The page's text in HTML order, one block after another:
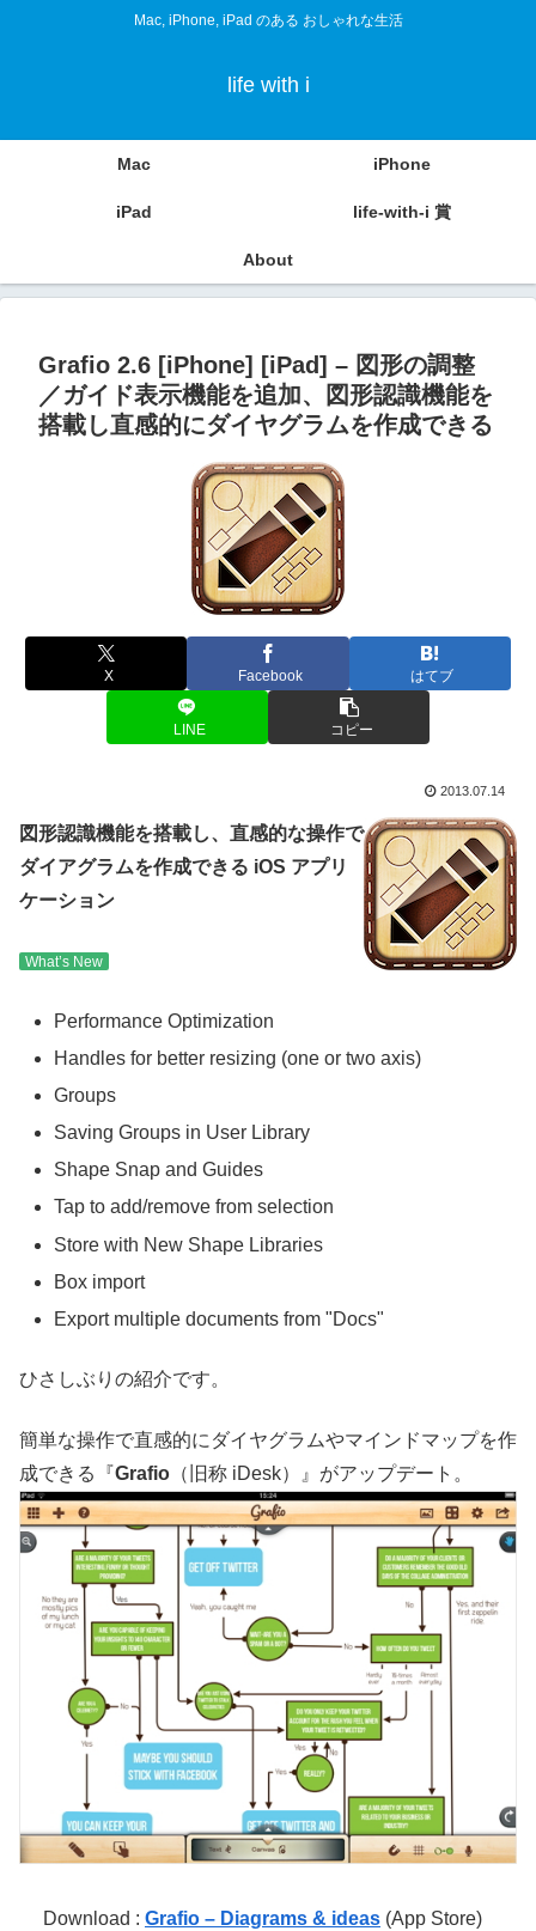
Mac, iPhone, iPad のある おしゃれな生活
life with i
Mac iPhone
iPad life-with-i 賞
About
Grafio 2.6 [iPhone] [iPad] – 図形の調整
／ガイド表示機能を追加、図形認識機能を
搭載し直感的にダイヤグラムを作成できる
X Facebook はてブ
LINE コピー
2013.07.14
図形認識機能を搭載し、直感的な操作で
ダイアグラムを作成できる iOS アプリ
ケーション
What’s New
Performance Optimization
Handles for better resizing (one or two axis)
Groups
Saving Groups in User Library
Shape Snap and Guides
Tap to add/remove from selection
Store with New Shape Libraries
Box import
Export multiple documents from "Docs"
ひさしぶりの紹介です。
簡単な操作で直感的にダイヤグラムやマインドマップを作
成できる『Grafio （旧称 iDesk）』がアップデート。
Download : Grafio – Diagrams & ideas (App Store)